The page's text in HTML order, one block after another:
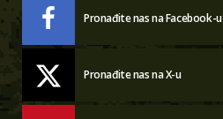
Pronađite nas na Facebook-u
Pronađite nas na X-u